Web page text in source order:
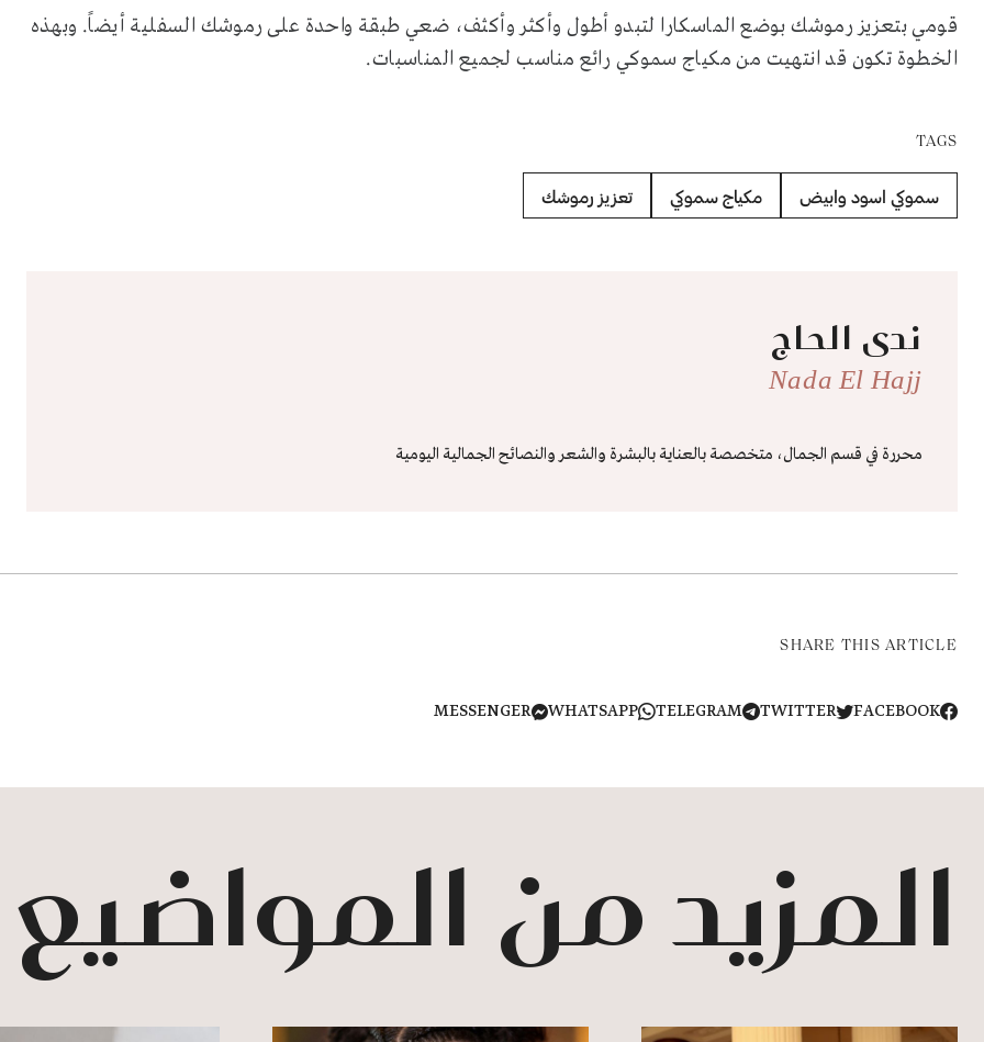
قومي بتعزيز رموشك بوضع الماسكارا لتبدو أطول وأكثر وأكثف، ضعي طبقة واحدة على رموشك السفلية أيضاً. وبهذه
الخطوة تكون قد انتهيت من مكياج سموكي رائع مناسب لجميع المناسبات.
TAGS
سموكي اسود وابيض مكياج سموكي تعزيز رموشك
ندى الحاج
Nada El Hajj
محررة في قسم الجمال، متخصصة بالعناية بالبشرة والشعر والنصائح الجمالية اليومية
SHARE THIS ARTICLE
FACEBOOK
TWITTER
TELEGRAM
WHATSAPP
MESSENGER
المزيد من المواضيع